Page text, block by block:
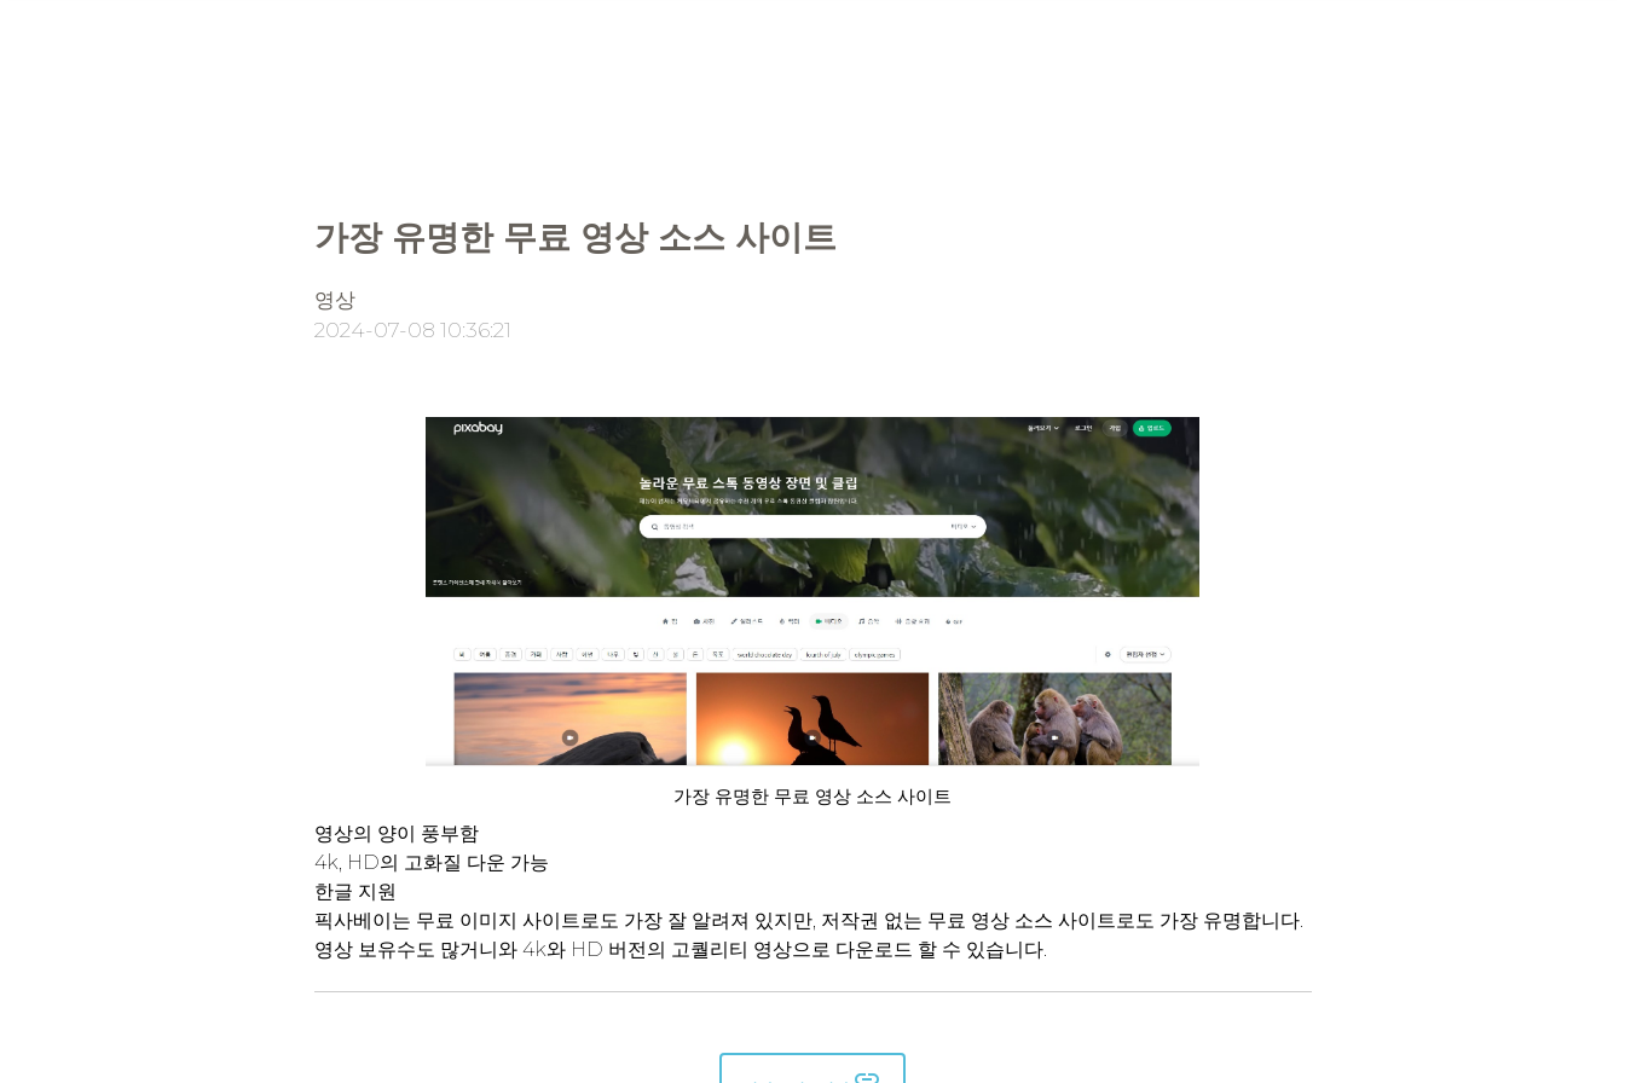
가장 유명한 무료 영상 소스 사이트
영상
2024-07-08 10:36:21
가장 유명한 무료 영상 소스 사이트
영상의 양이 풍부함
4k, HD의 고화질 다운 가능
한글 지원
픽사베이는 무료 이미지 사이트로도 가장 잘 알려져 있지만, 저작권 없는 무료 영상 소스 사이트로도 가장 유명합니다.
영상 보유수도 많거니와 4k와 HD 버전의 고퀄리티 영상으로 다운로드 할 수 있습니다.